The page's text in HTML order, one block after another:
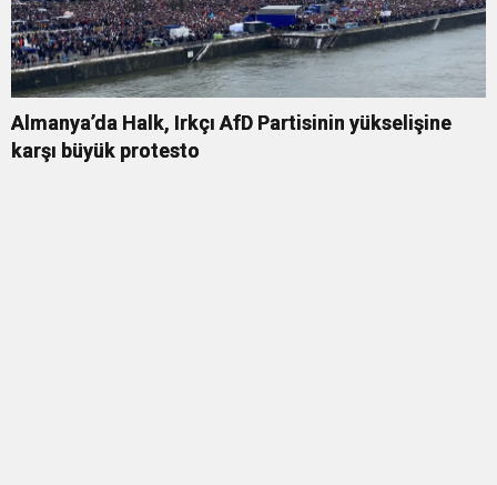
Almanya’da Halk, Irkçı AfD Partisinin yükselişine
karşı büyük protesto